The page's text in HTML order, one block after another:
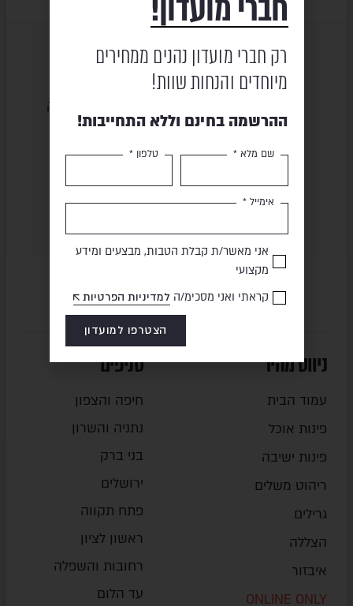
מוצרים באיכות גבוהה
ניווט מהיר
עמוד הבית
פינות אוכל
פינות ישיבה
ריהוט משלים
גרילים
הצללה
איבזור
ONLINE ONLY
סניפים
חיפה והצפון
נתניה והשרון
בני ברק
ירושלים
פתח תקווה
ראשון לציון
רחובות והשפלה
עד הלום
רק חברי מועדון נהנים ממחירים
מיוחדים והנחות שוות!
ההרשמה בחינם וללא התחייבות!
שם מלא * טלפון *
אימייל *
אני מאשר/ת קבלת הטבות, מבצעים ומידע
מקצועי
קראתי ואני מסכימ/הלמדיניות הפרטיות
הצטרפו למועדון